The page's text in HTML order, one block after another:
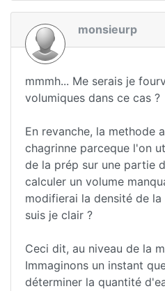
monsieurp
mmmh... Me serais je
volumiques dans ce cas ?
En revanche, la methode
chagrinne parceque l'on
de la prép sur une partie
calculer un volume
modifierai la densité de
suis je clair ?
Ceci dit, au niveau de la
Immaginons un instant
déterminer la quantité